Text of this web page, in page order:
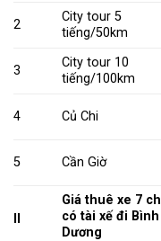
2
City tour 5
tiếng/50km
3
City tour 10
tiếng/100km
4 Củ Chi
5 Cần Giờ
Giá thuê xe 7
có tài xế đi Bình
Dương